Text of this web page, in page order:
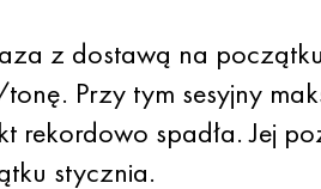
z dostawą na
Przy tym sesyjny
spadła. Jej
stycznia.